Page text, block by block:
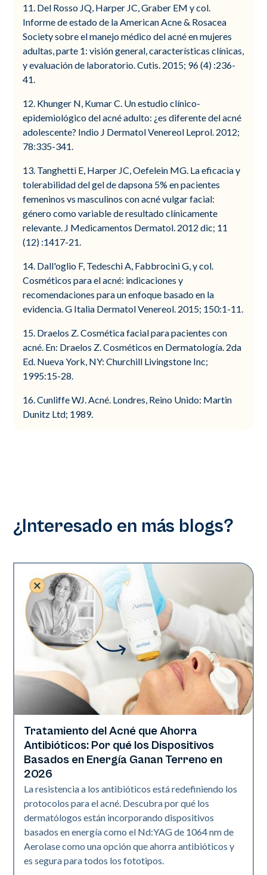
11. Del Rosso JQ, Harper JC, Graber EM y col.
Informe de estado de la American Acne & Rosacea
Society sobre el manejo médico del acné en mujeres
adultas, parte 1: visión general, características clínicas,
y evaluación de laboratorio. Cutis. 2015; 96 (4) :236-
41.
12. Khunger N, Kumar C. Un estudio clínico-
epidemiológico del acné adulto: ¿es diferente del acné
adolescente? Indio J Dermatol Venereol Leprol. 2012;
78:335-341.
13. Tanghetti E, Harper JC, Oefelein MG. La eficacia y
tolerabilidad del gel de dapsona 5% en pacientes
femeninos vs masculinos con acné vulgar facial:
género como variable de resultado clínicamente
relevante. J Medicamentos Dermatol. 2012 dic; 11
(12) :1417-21.
14. Dall'oglio F, Tedeschi A, Fabbrocini G, y col.
Cosméticos para el acné: indicaciones y
recomendaciones para un enfoque basado en la
evidencia. G Italia Dermatol Venereol. 2015; 150:1-11.
15. Draelos Z. Cosmética facial para pacientes con
acné. En: Draelos Z. Cosméticos en Dermatología. 2da
Ed. Nueva York, NY: Churchill Livingstone Inc;
1995:15-28.
16. Cunliffe WJ. Acné. Londres, Reino Unido: Martin
Dunitz Ltd; 1989.
¿Interesado en más blogs?
Salud de la piel
Tratamiento del Acné que Ahorra
Antibióticos: Por qué los Dispositivos
Basados en Energía Ganan Terreno en
2026
La resistencia a los antibióticos está redefiniendo los
protocolos para el acné. Descubra por qué los
dermatólogos están incorporando dispositivos
basados en energía como el Nd:YAG de 1064 nm de
Aerolase como una opción que ahorra antibióticos y
es segura para todos los fototipos.